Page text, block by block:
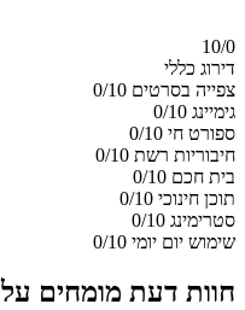
10/0
דירוג כללי
צפייה בסרטים 0/10
גימיינג 0/10
ספורט חי 0/10
חיבוריות רשת 0/10
בית חכם 0/10
תוכן חינוכי 0/10
סטרימינג 0/10
שימוש יום יומי 0/10
חוות דעת מומחים על Sony XR-65A75KAEP